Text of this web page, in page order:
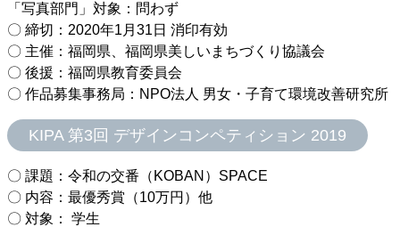
「写真部門」対象：問わず
〇 締切：2020年1月31日 消印有効
〇 主催：福岡県、福岡県美しいまちづくり協議会
〇 後援：福岡県教育委員会
〇 作品募集事務局：NPO法人 男女・子育て環境改善研究所
KIPA 第3回 デザインコンペティション 2019
〇 課題：令和の交番（KOBAN）SPACE
〇 内容：最優秀賞（10万円）他
〇 対象： 学生